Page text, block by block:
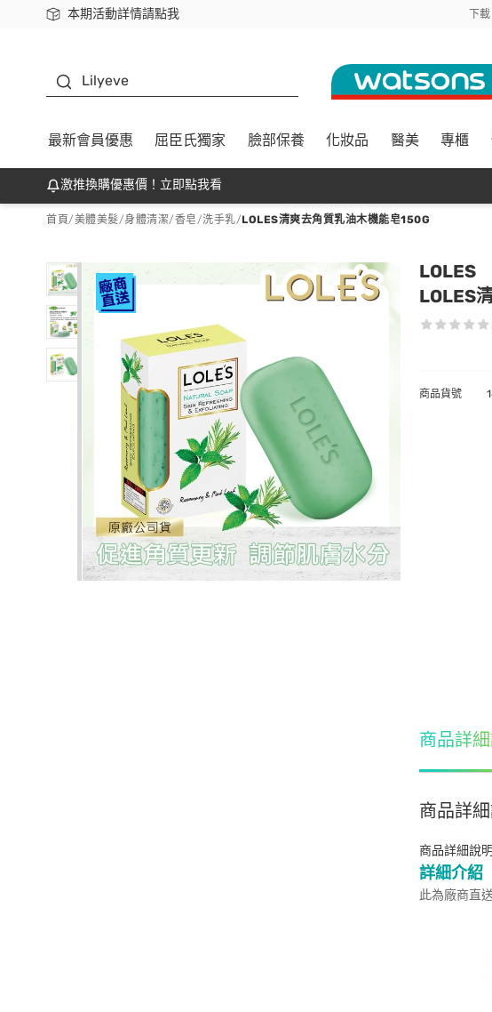
本期活動詳情請點我
下載app最高回饋$350 下載
Lilyeve
最新會員優惠 屈臣氏獨家 臉部保養 化妝品 醫美 專櫃
激推換購優惠價！立即點我看
首頁/美體美髮/身體清潔/香皂/洗手乳/LOLES清爽去角質乳油木機能皂150G
LOLES
LOLES
商品貨號
商品詳
商品詳
商品詳細說明
詳細介紹
此為廠商直